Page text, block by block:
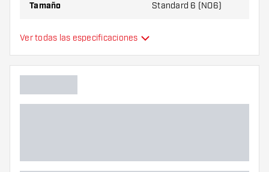
Tamaño Standard 6 (NO6)
Tipo
Flexibilidad
Ver todas las especificaciones